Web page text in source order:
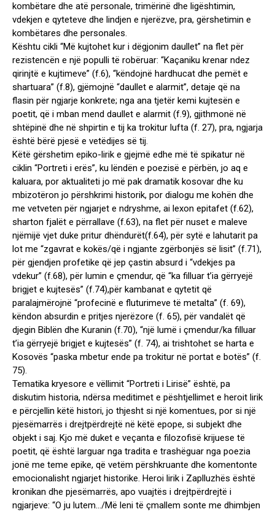
kombëtare dhe atë personale, trimërinë dhe ligështimin,
vdekjen e qyteteve dhe lindjen e njerëzve, pra, gërshetimin e
kombëtares dhe personales.
Kështu cikli “Më kujtohet kur i dëgjonim daullet” na flet për
rezistencën e një populli të robëruar: “Kaçaniku krenar ndez
qirinjtë e kujtimeve” (f.6), “këndojnë hardhucat dhe pemët e
shartuara” (f.8), gjëmojnë “daullet e alarmit”, detaje që na
flasin për ngjarje konkrete; nga ana tjetër kemi kujtesën e
poetit, që i mban mend daullet e alarmit (f.9), gjithmonë në
shtëpinë dhe në shpirtin e tij ka trokitur lufta (f. 27), pra, ngjarja
është bërë pjesë e vetëdijes së tij.
Këtë gërshetim epiko-lirik e gjejmë edhe më të spikatur në
ciklin “Portreti i erës”, ku lëndën e poezisë e përbën, jo aq e
kaluara, por aktualiteti jo më pak dramatik kosovar dhe ku
mbizotëron jo përshkrimi historik, por dialogu me kohën dhe
me vetveten për ngjarjet e ndryshme, ai lexon epitafet (f.62),
sharton fjalët e përrallave (f.63), na flet për nuset e maleve
njëmijë vjet duke pritur dhëndurët(f.64), për sytë e lahutarit pa
lot me “zgavrat e kokës/që i ngjante zgërbonjës së lisit” (f.71),
për gjendjen profetike që jep çastin absurd i “vdekjes pa
vdekur” (f.68), për lumin e çmendur, që “ka filluar t’ia gërryejë
brigjet e kujtesës” (f.74),për kambanat e qytetit që
paralajmërojnë “profecinë e fluturimeve të metalta” (f. 69),
këndon absurdin e pritjes njerëzore (f. 65), për vandalët që
djegin Biblën dhe Kuranin (f.70), “një lumë i çmendur/ka filluar
t’ia gërryejë brigjet e kujtesës” (f. 74), ai trishtohet se harta e
Kosovës “paska mbetur ende pa trokitur në portat e botës” (f.
75).
Tematika kryesore e vëllimit “Portreti i Lirisë” është, pa
diskutim historia, ndërsa meditimet e pështjellimet e heroit lirik
e përcjellin këtë histori, jo thjesht si një komentues, por si një
pjesëmarrës i drejtpërdrejtë në këtë epope, si subjekt dhe
objekt i saj. Kjo më duket e veçanta e filozofisë krijuese të
poetit, që është larguar nga tradita e trashëguar nga poezia
jonë me teme epike, që vetëm përshkruante dhe komentonte
emocionalisht ngjarjet historike. Heroi lirik i Zaplluzhës është
kronikan dhe pjesëmarrës, apo vuajtës i drejtpërdrejtë i
ngjarjeve: “O ju lutem…/Më leni të çmallem sonte me dhimbjen